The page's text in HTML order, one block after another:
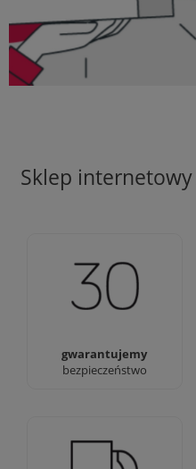
Sklep internetowy
gwarantujemy
bezpieczeństwo
Jesteśmy firmą z 30-